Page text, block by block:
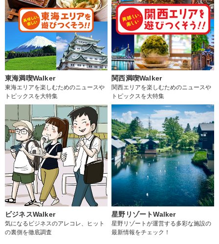
東海満喫Walker
東海エリアを楽しむためのニュースや
トピックスを大特集
関西満喫Walker
関西エリアを楽しむためのニュースや
トピックスを大特集
ビジネスWalker
気になるビジネスのアレコレ、ヒット
の裏側を徹底調査
星野リゾートWalker
星野リゾートが運営する多彩な施設の
最新情報をチェック！